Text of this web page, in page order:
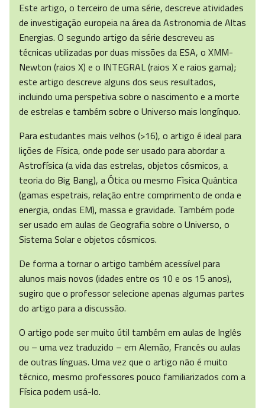
Este artigo, o terceiro de uma série, descreve atividades
de investigação europeia na área da Astronomia de Altas
Energias. O segundo artigo da série descreveu as
técnicas utilizadas por duas missões da ESA, o XMM-
Newton (raios X) e o INTEGRAL (raios X e raios gama);
este artigo descreve alguns dos seus resultados,
incluindo uma perspetiva sobre o nascimento e a morte
de estrelas e também sobre o Universo mais longínquo.
Para estudantes mais velhos (>16), o artigo é ideal para
lições de Física, onde pode ser usado para abordar a
Astrofísica (a vida das estrelas, objetos cósmicos, a
teoria do Big Bang), a Ótica ou mesmo Fìsica Quântica
(gamas espetrais, relação entre comprimento de onda e
energia, ondas EM), massa e gravidade. Também pode
ser usado em aulas de Geografia sobre o Universo, o
Sistema Solar e objetos cósmicos.
De forma a tornar o artigo também acessível para
alunos mais novos (idades entre os 10 e os 15 anos),
sugiro que o professor selecione apenas algumas partes
do artigo para a discussão.
O artigo pode ser muito útil também em aulas de Inglês
ou – uma vez traduzido – em Alemão, Francês ou aulas
de outras línguas. Uma vez que o artigo não é muito
técnico, mesmo professores pouco familiarizados com a
Física podem usá-lo.